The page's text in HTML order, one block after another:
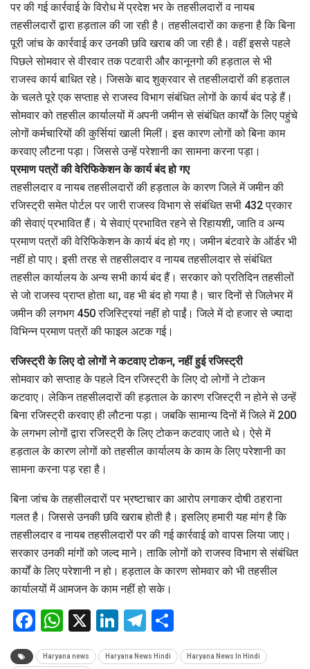
पर की गई कार्रवाई के विरोध में प्रदेश भर के तहसीलदारों व नायब
तहसीलदारों द्वारा हड़ताल की जा रही है। तहसीलदारों का कहना है कि बिना
पूरी जांच के कार्रवाई कर उनकी छवि खराब की जा रही है। वहीं इससे पहले
पिछले सोमवार से वीरवार तक पटवारी और कानूनगो की हड़ताल से भी
राजस्व कार्य बाधित रहे। जिसके बाद शुक्रवार से तहसीलदारों की हड़ताल
के चलते पूरे एक सप्ताह से राजस्व विभाग संबंधित लोगों के कार्य बंद पड़े हैं।
सोमवार को तहसील कार्यालयों में अपनी जमीन से संबंधित कार्यों के लिए पहुंचे
लोगों कर्मचारियों की कुर्सियां खाली मिलीं। इस कारण लोगों को बिना काम
करवाए लौटना पड़ा। जिससे उन्हें परेशानी का सामना करना पड़ा।
प्रमाण पत्रों की वेरिफिकेशन के कार्य बंद हो गए
तहसीलदार व नायब तहसीलदारों की हड़ताल के कारण जिले में जमीन की
रजिस्ट्री समेत पोर्टल पर जारी राजस्व विभाग से संबंधित सभी 432 प्रकार
की सेवाएं प्रभावित हैं। ये सेवाएं प्रभावित रहने से रिहायशी, जाति व अन्य
प्रमाण पत्रों की वेरिफिकेशन के कार्य बंद हो गए। जमीन बंटवारे के ऑर्डर भी
नहीं हो पाए। इसी तरह से तहसीलदार व नायब तहसीलदार से संबंधित
तहसील कार्यालय के अन्य सभी कार्य बंद हैं। सरकार को प्रतिदिन तहसीलों
से जो राजस्व प्राप्त होता था, वह भी बंद हो गया है। चार दिनों से जिलेभर में
जमीन की लगभग 450 रजिस्ट्रियां नहीं हो पाईं। जिले में दो हजार से ज्यादा
विभिन्न प्रमाण पत्रों की फाइल अटक गई।
रजिस्ट्री के लिए दो लोगों ने कटवाए टोकन, नहीं हुई रजिस्ट्री
सोमवार को सप्ताह के पहले दिन रजिस्ट्री के लिए दो लोगों ने टोकन
कटवाए। लेकिन तहसीलदारों की हड़ताल के कारण रजिस्ट्री न होने से उन्हें
बिना रजिस्ट्री करवाए ही लौटना पड़ा। जबकि सामान्य दिनों में जिले में 200
के लगभग लोगों द्वारा रजिस्ट्री के लिए टोकन कटवाए जाते थे। ऐसे में
हड़ताल के कारण लोगों को तहसील कार्यालय के काम के लिए परेशानी का
सामना करना पड़ रहा है।
बिना जांच के तहसीलदारों पर भ्रष्टाचार का आरोप लगाकर दोषी ठहराना
गलत है। जिससे उनकी छवि खराब होती है। इसलिए हमारी यह मांग है कि
तहसीलदार व नायब तहसीलदारों पर की गई कार्रवाई को वापस लिया जाए।
सरकार उनकी मांगों को जल्द माने। ताकि लोगों को राजस्व विभाग से संबंधित
कार्यों के लिए परेशानी न हो। हड़ताल के कारण सोमवार को भी तहसील
कार्यालयों में आमजन के काम नहीं हो सके।
Facebook
WhatsApp
X LinkedIn
Telegram
Haryana news Haryana News Hindi Haryana News In Hindi